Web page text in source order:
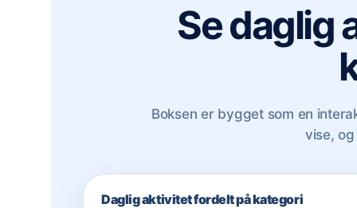
Se daglig
Boksen er bygget som en
vise,
Daglig aktivitet fordelt på kategori